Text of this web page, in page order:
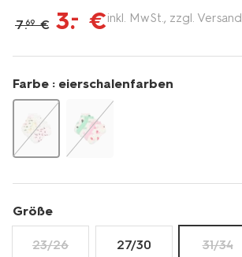
de/kind/kindersocken-
kinderstrumpfhosen/kindersocken/kinder-
frucht-
%E2%80%93-
5-
4320728.html
7.69 € 3.– €inkl. MwSt., zzgl. Versand
Farbe : eierschalenfarben
Größe
23/26 27/30 31/34